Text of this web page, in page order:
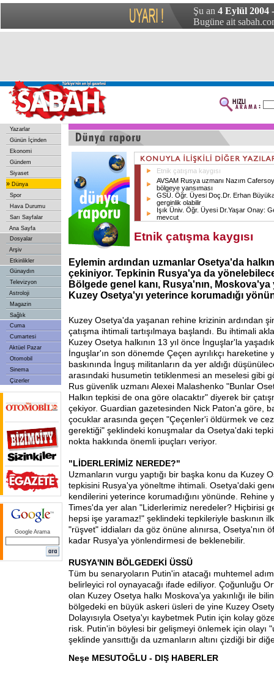
Şu an 4 Eylül 2004
Bugüne ait
Yazarlar
Günün İçinden
Ekonomi
Gündem
Siyaset
» Dünya
Spor
Hava Durumu
Sarı Sayfalar
Ana Sayfa
Dosyalar
Arşiv
Etkinlikler
Günaydın
Televizyon
Astroloji
Magazin
Sağlık
Cuma
Cumartesi
Aktüel Pazar
Otomobil
Sinema
Çizerler
Google Arama
Etnik çatışma kaygısı
AVSAM Rusya uzmanı Nazım
bölgeye yansıması
GSÜ. Öğr. Üyesi Doç.Dr. Erhan
gerginlik olabilir
Işık Üniv. Öğr. Üyesi Dr.Yaşar Onay:
mevcut
Etnik çatışma kaygısı
Eylemin ardından uzmanlar Osetya'da
çekiniyor. Tepkinin Rusya'ya da
Bölgede genel kanı, Rusya'nın, Moskova'ya
Kuzey Osetya'yı yeterince korumadığı
Kuzey Osetya'da yaşanan rehine krizinin ardından
çatışma ihtimali tartışılmaya başlandı. Bu ihtimali
Kuzey Osetya halkının 13 yıl önce İnguşlar'la
İnguşlar'ın son dönemde Çeçen ayrılıkçı hareketine
baskınında İnguş militanların da yer aldığı
arasındaki husumetin tetiklenmesi an meselesi gibi
Rus güvenlik uzmanı Alexei Malashenko "Bunlar
Halkın tepkisi de ona göre olacaktır" diyerek bir
çekiyor. Guardian gazetesinden Nick Paton'a göre,
çocuklar arasında geçen "Çeçenler'i öldürmek ve
gerektiği" şeklindeki konuşmalar da Osetya'daki
nokta hakkında önemli ipuçları veriyor.
"LİDERLERİMİZ NEREDE?"
Uzmanların vurgu yaptığı bir başka konu da Kuzey
tepkisini Rusya'ya yöneltme ihtimali. Osetya'daki
kendilerini yeterince korumadığını yönünde. Rehine
Times'da yer alan "Liderlerimiz neredeler? Hiçbirisi
hepsi işe yaramaz!" şeklindeki tepkileriyle baskının
"rüşvet" iddiaları da göz önüne alınırsa, Osetya'nın
kadar Rusya'ya yönlendirmesi de beklenebilir.
RUSYA'NIN BÖLGEDEKİ ÜSSÜ
Tüm bu senaryoların Putin'in atacağı muhtemel
belirleyici rol oynayacağı ifade ediliyor. Çoğunluğu
olan Kuzey Osetya halkı Moskova'ya yakınlığı ile
bölgedeki en büyük askeri üsleri de yine Kuzey
Dolayısıyla Osetya'yı kaybetmek Putin için kolay
risk. Putin'in böylesi bir gelişmeyi önlemek için olayı
şeklinde yansıttığı da uzmanların altını çizdiği bir
Neşe MESUTOĞLU - DIŞ HABERLER